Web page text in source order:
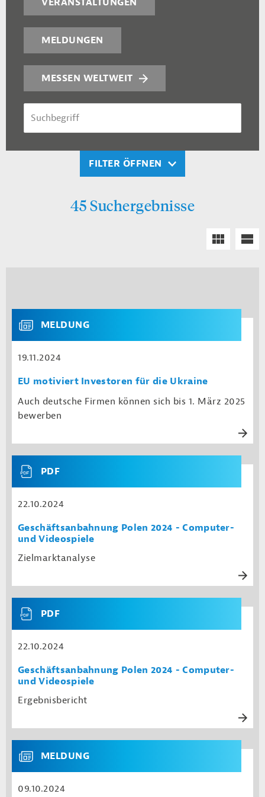
VERANSTALTUNGEN
MELDUNGEN
MESSEN WELTWEIT
FILTER ÖFFNEN
45 Suchergebnisse
MELDUNG
19.11.2024
EU motiviert Investoren für die Ukraine
Auch deutsche Firmen können sich bis 1. März 2025
bewerben
PDF
22.10.2024
Geschäftsanbahnung Polen 2024 - Computer-
und Videospiele
Zielmarktanalyse
PDF
22.10.2024
Geschäftsanbahnung Polen 2024 - Computer-
und Videospiele
Ergebnisbericht
MELDUNG
09.10.2024